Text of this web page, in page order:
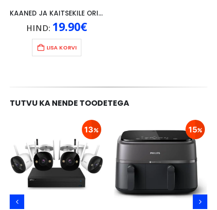
KAANED JA KAITSEKILE ORIGINAAL LENOVO P10, MUST
HIND: 19.90€
LISA KORVI
TUTVU KA NENDE TOODETEGA
13 15